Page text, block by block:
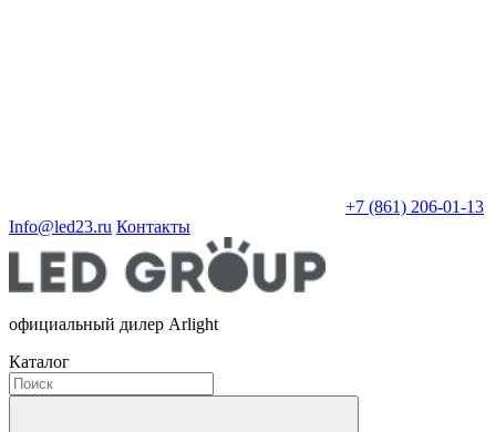
+7 (861) 206-01-13
Info@led23.ru Контакты
официальный дилер Arlight
Каталог